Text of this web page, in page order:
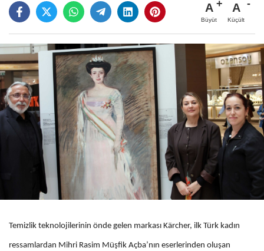
A
Büyüt
A
Küçült
Temizlik teknolojilerinin önde gelen markası Kärcher, ilk Türk kadın
ressamlardan Mihri Rasim Müşfik Açba’nın eserlerinden oluşan